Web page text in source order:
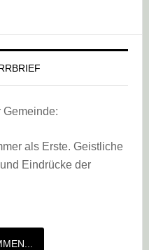
Gemeinde:
als Erste. Geistliche
Eindrücke der